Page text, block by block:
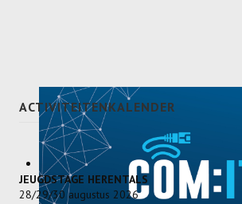
ACTIVITEITENKALENDER
JEUGDSTAGE HERENTALS
28/29/30 augustus 2026